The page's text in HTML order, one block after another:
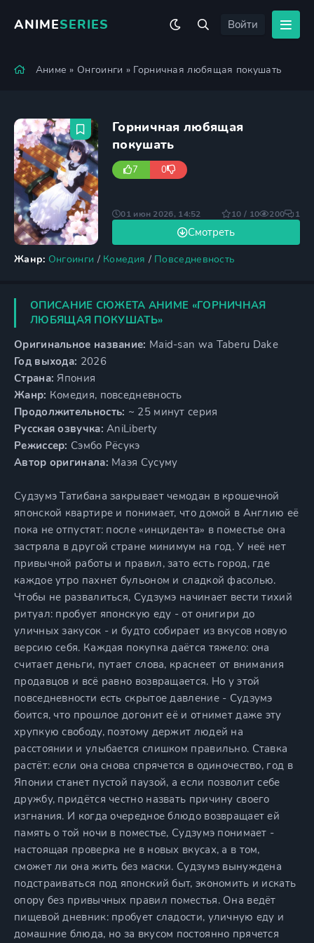
ANIMESERIES Войти
Аниме » Онгоинги » Горничная любящая покушать
Горничная любящая
покушать
7 0
Жанр: Онгоинги / Комедия / Повседневность
Смотреть
01 июн 2026, 14:52 10 / 10 200 1
ОПИСАНИЕ СЮЖЕТА АНИМЕ «ГОРНИЧНАЯ
ЛЮБЯЩАЯ ПОКУШАТЬ»
Оригинальное название: Maid-san wa Taberu Dake
Год выхода: 2026
Страна: Япония
Жанр: Комедия, повседневность
Продолжительность: ~ 25 минут серия
Русская озвучка: AniLiberty
Режиссер: Сэмбо Рёсукэ
Автор оригинала: Маэя Сусуму
Судзумэ Татибана закрывает чемодан в крошечной
японской квартире и понимает, что домой в Англию её
пока не отпустят: после «инцидента» в поместье она
застряла в другой стране минимум на год. У неё нет
привычной работы и правил, зато есть город, где
каждое утро пахнет бульоном и сладкой фасолью.
Чтобы не развалиться, Судзумэ начинает вести тихий
ритуал: пробует японскую еду - от онигири до
уличных закусок - и будто собирает из вкусов новую
версию себя. Каждая покупка даётся тяжело: она
считает деньги, путает слова, краснеет от внимания
продавцов и всё равно возвращается. Но у этой
повседневности есть скрытое давление - Судзумэ
боится, что прошлое догонит её и отнимет даже эту
хрупкую свободу, поэтому держит людей на
расстоянии и улыбается слишком правильно. Ставка
растёт: если она снова спрячется в одиночество, год в
Японии станет пустой паузой, а если позволит себе
дружбу, придётся честно назвать причину своего
изгнания. И когда очередное блюдо возвращает ей
память о той ночи в поместье, Судзумэ понимает -
настоящая проверка не в новых вкусах, а в том,
сможет ли она жить без маски. Судзумэ вынуждена
подстраиваться под японский быт, экономить и искать
опору без привычных правил поместья. Она ведёт
пищевой дневник: пробует сладости, уличную еду и
домашние блюда, но за вкусом постоянно прячется